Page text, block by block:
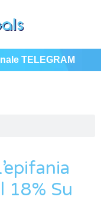
TELEGRAM
18% Su